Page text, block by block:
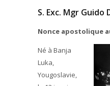
S. Exc. Mgr Guido
Nonce apostolique
Né à Banja
Luka,
Yougoslavie,